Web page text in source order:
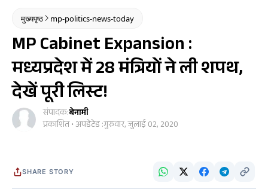
मुख्यपृष्ठ mp-politics-news-today
MP Cabinet Expansion :
मध्यप्रदेश में 28 मंत्रियों ने ली शपथ,
देखें पूरी लिस्ट!
संपादक:बेनामी
प्रकाशित • अपडेटेड :गुरुवार, जुलाई 02, 2020
SHARE STORY